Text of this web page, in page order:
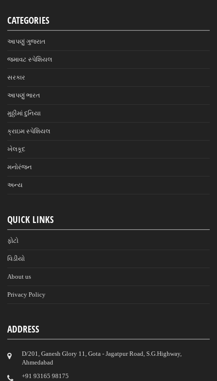
CATEGORIES
આપણું ગુજરાત
જમાવટ સ્પેશિયલ
સરકાર
આપણું ભારત
મુઠ્ઠીમાં દુનિયા
ક્રાઇમ સ્પેશિયલ
ખેલકૂદ
મનોરંજન
અન્ય
QUICK LINKS
ફોટો
વિડીયો
About us
Privacy Policy
ADDRESS
D/201, Ganesh Glory 11, Gota - Jagatpur Road, S.G.Highway,
Ahmedabad
‎+91 93165 98175